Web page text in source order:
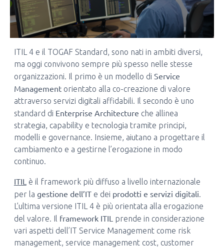
ITIL 4 e il TOGAF Standard, sono nati in ambiti diversi,
ma oggi convivono sempre più spesso nelle stesse
organizzazioni. Il primo è un modello di Service
Managementorientato alla co-creazione di valore
attraverso servizi digitali affidabili. Il secondo è uno
standard di Enterprise Architecture che allinea
strategia, capability e tecnologia tramite principi,
modelli e governance. Insieme, aiutano a progettare il
cambiamento e a gestirne l’erogazione in modo
continuo.
ITIL è il framework più diffuso a livello internazionale
per la gestione dell’ITe dei prodotti e servizi digitali.
L’ultima versione ITIL 4 è più orientata alla erogazione
del valore. Il framework ITIL prende in considerazione
vari aspetti dell’IT Service Management come risk
management, service management cost, customer